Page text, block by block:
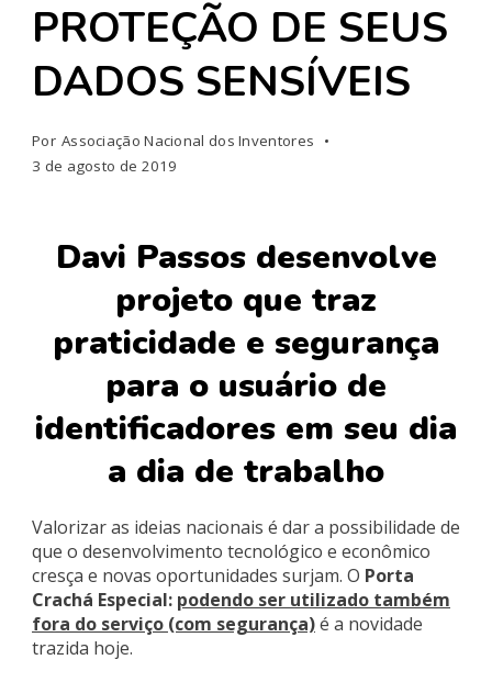
PROTEÇÃO DE SEUS
DADOS SENSÍVEIS
Por Associação Nacional dos Inventores
3 de agosto de 2019
Davi Passos desenvolve
projeto que traz
praticidade e segurança
para o usuário de
identificadores em seu dia
a dia de trabalho
Valorizar as ideias nacionais é dar a possibilidade de
que o desenvolvimento tecnológico e econômico
cresça e novas oportunidades surjam. O Porta
Crachá Especial: podendo ser utilizado também
fora do serviço (com segurança)é a novidade
trazida hoje.